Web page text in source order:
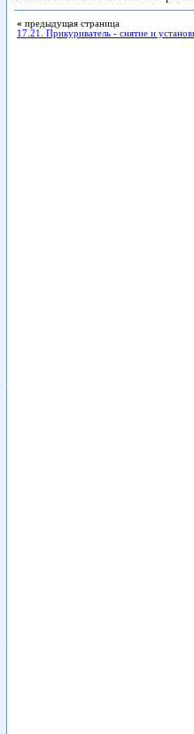
« предыдущая страница
17.21. Прикуриватель - снятие и